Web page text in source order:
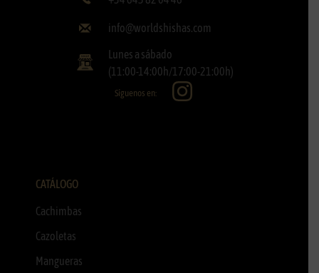
info@worldshishas.com
Lunes a sábado
(11:00-14:00h/17:00-21:00h)
Síguenos en:
CATÁLOGO
Cachimbas
Cazoletas
Mangueras